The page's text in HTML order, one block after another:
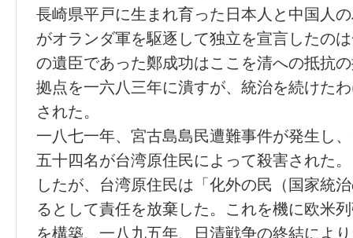
長崎県平戸に生まれ育った日本人と中国人
がオランダ軍を駆逐して独立を宣言したの
の遺臣であった鄭成功はここを清への抵抗
拠点を一六八三年に潰すが、統治を続けた
された。
一八七一年、宮古島島民遭難事件が発生し
五十四名が台湾原住民によって殺害された
したが、台湾原住民は「化外の民（国家統
るとして責任を放棄した。これを機に欧米
を構築、一八九五年、日清戦争の終結によ